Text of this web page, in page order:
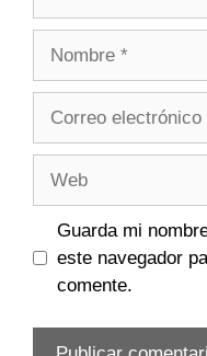
Guarda mi
este navegador
comente.